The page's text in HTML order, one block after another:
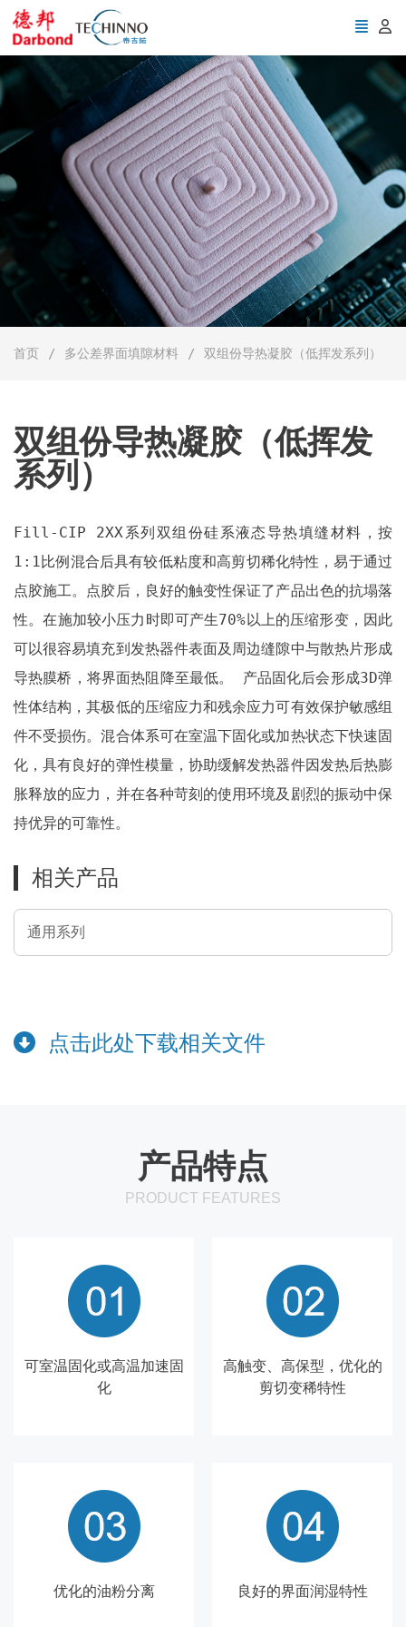
首页 多公差界面填隙材料 双组份导热凝胶（低挥发系列）
双组份导热凝胶（低挥发
系列）
Fill-CIP 2XX系列双组份硅系液态导热填缝材料，按
1:1比例混合后具有较低粘度和高剪切稀化特性，易于通过
点胶施工。点胶后，良好的触变性保证了产品出色的抗塌落
性。在施加较小压力时即可产生70%以上的压缩形变，因此
可以很容易填充到发热器件表面及周边缝隙中与散热片形成
导热膜桥，将界面热阻降至最低。 产品固化后会形成3D弹
性体结构，其极低的压缩应力和残余应力可有效保护敏感组
件不受损伤。混合体系可在室温下固化或加热状态下快速固
化，具有良好的弹性模量，协助缓解发热器件因发热后热膨
胀释放的应力，并在各种苛刻的使用环境及剧烈的振动中保
持优异的可靠性。
相关产品
通用系列
点击此处下载相关文件
产品特点
PRODUCT FEATURES
可室温固化或高温加速固
化
高触变、高保型，优化的
剪切变稀特性
优化的油粉分离 良好的界面润湿特性